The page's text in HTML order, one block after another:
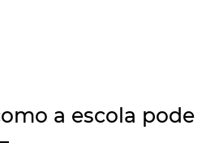
a escola pode